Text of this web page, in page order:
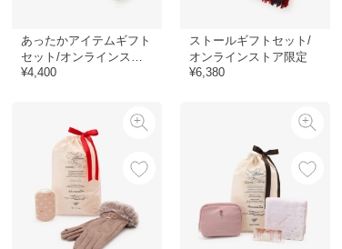
あったかアイテムギフト
セット/オンラインスト
ア限定
¥4,400
ストールギフトセット/
オンラインストア限定
¥6,380